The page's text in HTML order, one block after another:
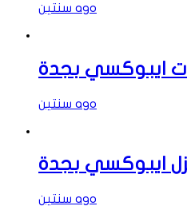
سنتين ago
ايبوكسي بجدة
سنتين ago
ايبوكسي بجدة
سنتين ago